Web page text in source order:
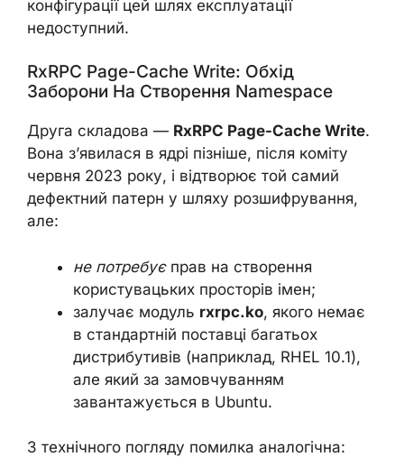
конфігурації цей шлях експлуатації
недоступний.
RxRPC Page-Cache Write: Обхід
Заборони На Створення Namespace
Друга складова — RxRPC Page-Cache Write.
Вона з’явилася в ядрі пізніше, після коміту
червня 2023 року, і відтворює той самий
дефектний патерн у шляху розшифрування,
але:
не потребуєправ на створення
користувацьких просторів імен;
залучає модуль rxrpc.ko, якого немає
в стандартній поставці багатьох
дистрибутивів (наприклад, RHEL 10.1),
але який за замовчуванням
завантажується в Ubuntu.
З технічного погляду помилка аналогічна: